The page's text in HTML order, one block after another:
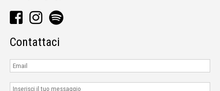
Contattaci